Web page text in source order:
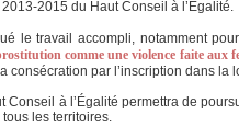
2013-2015 du Haut Conseil à l’Égalité.
le travail accompli, notamment
comme une violence faite aux
consécration par l’inscription dans
à l’Égalité permettra de
les territoires.